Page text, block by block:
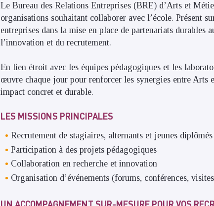
Le Bureau des Relations Entreprises (BRE) d’Arts et
organisations souhaitant collaborer avec l’école. Présent
entreprises dans la mise en place de partenariats durables
l’innovation et du recrutement.
En lien étroit avec les équipes pédagogiques et les
œuvre chaque jour pour renforcer les synergies entre Arts
impact concret et durable.
LES MISSIONS PRINCIPALES
Recrutement de stagiaires, alternants et jeunes diplômés
Participation à des projets pédagogiques
Collaboration en recherche et innovation
Organisation d’événements (forums, conférences,
UN ACCOMPAGNEMENT SUR-MESURE POUR VOS